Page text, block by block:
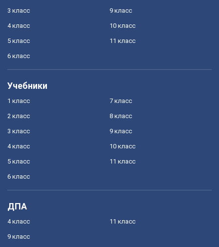
3 класс
4 класс
5 класс
6 класс
9 класс
10 класс
11 класс
Учебники
1 класс
2 класс
3 класс
4 класс
5 класс
6 класс
7 класс
8 класс
9 класс
10 класс
11 класс
ДПА
4 класс
9 класс
11 класс